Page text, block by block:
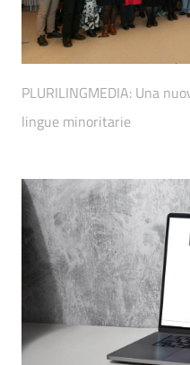
PLURILINGMEDIA: Una
lingue minoritarie